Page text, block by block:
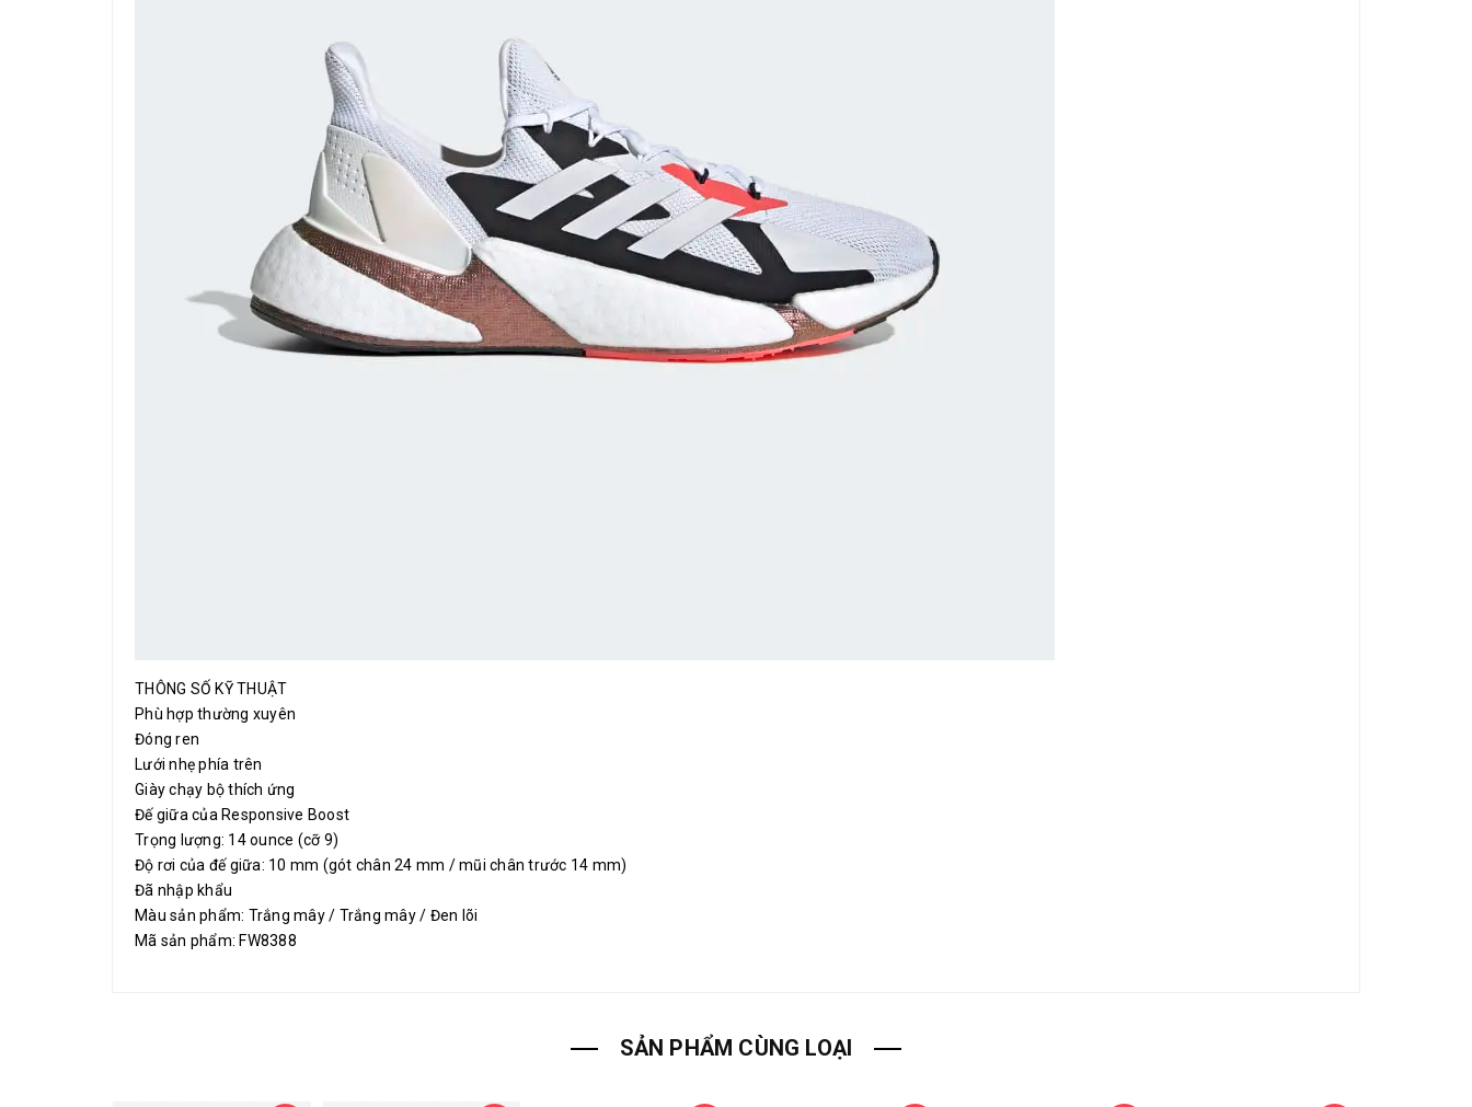
THÔNG SỐ KỸ THUẬT
Phù hợp thường xuyên
Đóng ren
Lưới nhẹ phía trên
Giày chạy bộ thích ứng
Đế giữa của Responsive Boost
Trọng lượng: 14 ounce (cỡ 9)
Độ rơi của đế giữa: 10 mm (gót chân 24 mm / mũi chân trước 14 mm)
Đã nhập khẩu
Màu sản phẩm: Trắng mây / Trắng mây / Đen lõi
Mã sản phẩm: FW8388
SẢN PHẨM CÙNG LOẠI